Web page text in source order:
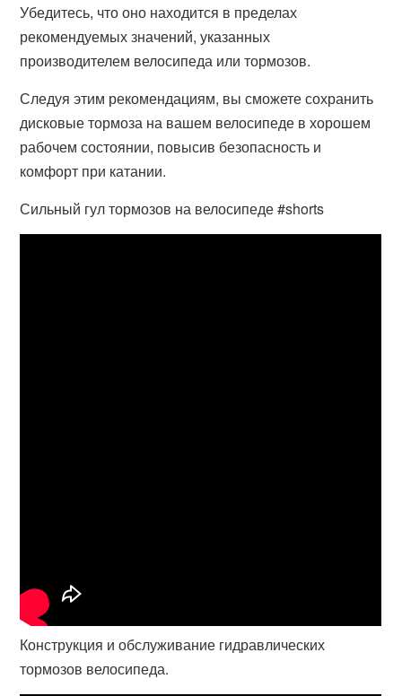
Убедитесь, что оно находится в пределах
рекомендуемых значений, указанных
производителем велосипеда или тормозов.
Следуя этим рекомендациям, вы сможете сохранить
дисковые тормоза на вашем велосипеде в хорошем
рабочем состоянии, повысив безопасность и
комфорт при катании.
Сильный гул тормозов на велосипеде #shorts
Конструкция и обслуживание гидравлических
тормозов велосипеда.